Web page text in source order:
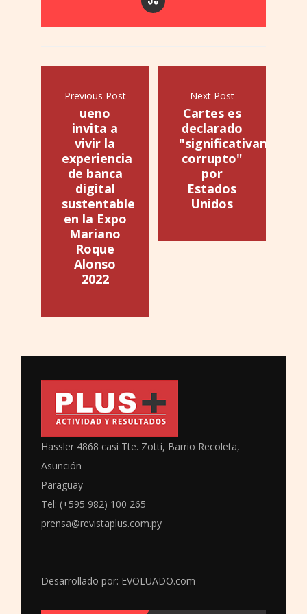
Previous Post
ueno
invita a
vivir la
experiencia
de banca
digital
sustentable
en la Expo
Mariano
Roque
Alonso
2022
Next Post
Cartes es
declarado
"significativamente
corrupto"
por
Estados
Unidos
Hassler 4868 casi Tte. Zotti, Barrio Recoleta,
Asunción
Paraguay
Tel: (+595 982) 100 265
prensa@revistaplus.com.py
Desarrollado por: EVOLUADO.com